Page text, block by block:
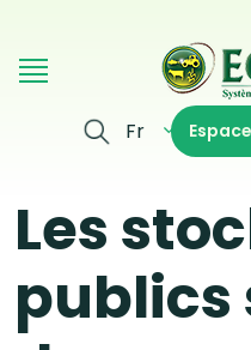
Fr
Les
publics